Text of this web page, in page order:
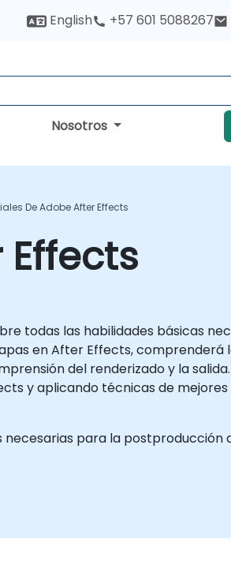
English +57 601 5088267
Nosotros
De Adobe After Effects
todas las habilidades básicas
en After Effects, comprenderá
del renderizado y la
y aplicando técnicas de
para la postproducción